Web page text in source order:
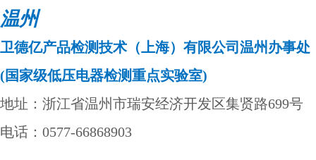
温州
卫德亿产品检测技术（上海）有限公司温州办事处
(国家级低压电器检测重点实验室)
地址：浙江省温州市瑞安经济开发区集贤路699号
电话：0577-66868903